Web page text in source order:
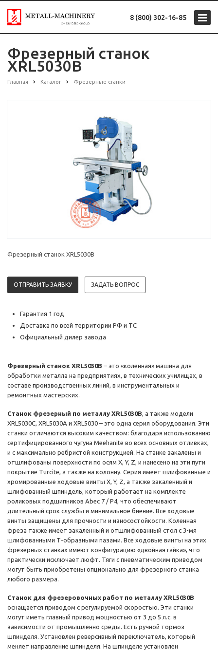
8 (800) 302-16-85
Фрезерный станок
XRL5030B
Главная Каталог Фрезерные станки
Фрезерный станок XRL5030B
ОТПРАВИТЬ ЗАЯВКУ ЗАДАТЬ ВОПРОС
Гарантия 1 год
Доставка по всей территории РФ и ТС
Официальный дилер завода
Фрезерный станок XRL5030B – это «коленная» машина для
обработки металла на предприятиях, в технических училищах, в
составе производственных линий, в инструментальных и
ремонтных мастерских.
Станок фрезерный по металлу XRL5030B, а также модели
XRL5030C, XRL5030A и XRL5030 – это одна серия оборудования. Эти
станки отличаются высоким качеством: благодаря использованию
сертифицированного чугуна Meehanite во всех основных отливках,
и с максимально ребристой конструкцией. На станке закалены и
отшлифованы поверхности по осям X, Y, Z, и нанесено на эти пути
покрытие Turcite, а также на колонну. Серия имеет шлифованные и
хромированные ходовые винты X, Y, Z, а также закаленный и
шлифованный шпиндель, который работает на комплекте
роликовых подшипников Abec 7 / P4, что обеспечивают
длительный срок службы и минимальное биение. Все ходовые
винты защищены для прочности и износостойкости. Коленная
фреза также имеет закаленный и отшлифованный стол с 3-мя
шлифованными Т-образными пазами. Все ходовые винты на этих
фрезерных станках имеют конфигурацию «двойная гайка», что
практически исключает люфт. Тяги с пневматическим приводом
могут быть приобретены опционально для фрезерного станка
любого размера.
Станок для фрезеровочных работ по металлу XRL5030B
оснащается приводом с регулируемой скоростью. Эти станки
могут иметь главный привод мощностью от 3 до 5 л.с. в
зависимости от промышленно среды. Есть ручной тормоз
шпинделя. Установлен реверсивный переключатель, который
меняет направление шпинделя. На шпинделе установлен